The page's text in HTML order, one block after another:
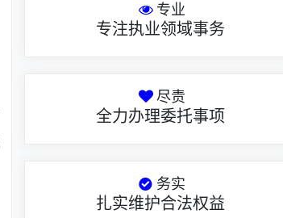
专业
专注执业领域事务
尽责
全力办理委托事项
务实
扎实维护合法权益